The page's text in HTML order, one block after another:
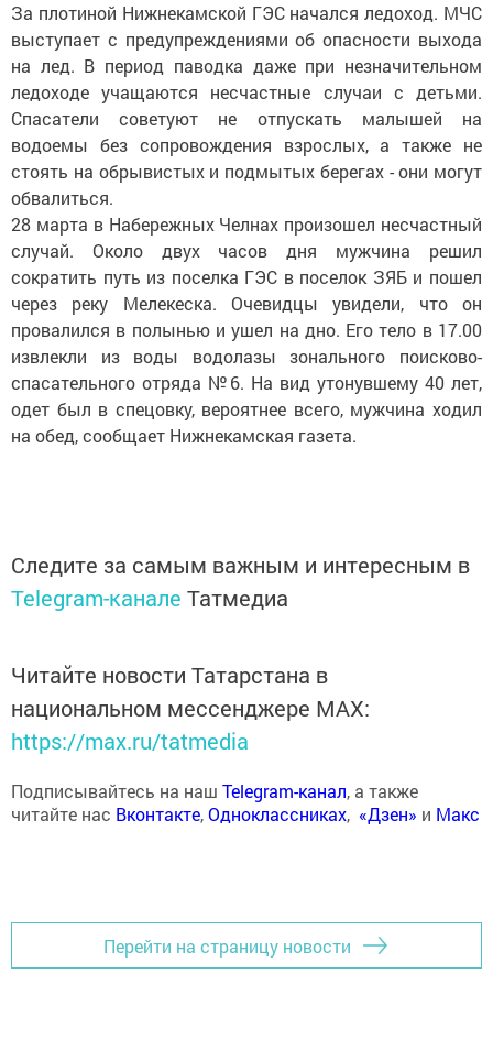
За плотиной Нижнекамской ГЭС начался ледоход. МЧС
выступает с предупреждениями об опасности выхода
на лед. В период паводка даже при незначительном
ледоходе учащаются несчастные случаи с детьми.
Спасатели советуют не отпускать малышей на
водоемы без сопровождения взрослых, а также не
стоять на обрывистых и подмытых берегах - они могут
обвалиться.
28 марта в Набережных Челнах произошел несчастный
случай. Около двух часов дня мужчина решил
сократить путь из поселка ГЭС в поселок ЗЯБ и пошел
через реку Мелекеска. Очевидцы увидели, что он
провалился в полынью и ушел на дно. Его тело в 17.00
извлекли из воды водолазы зонального поисково-
спасательного отряда №6. На вид утонувшему 40 лет,
одет был в спецовку, вероятнее всего, мужчина ходил
на обед, сообщает Нижнекамская газета.
Следите за самым важным и интересным в
Telegram-канале Татмедиа
Читайте новости Татарстана в
национальном мессенджере MАХ:
https://max.ru/tatmedia
Подписывайтесь на наш Telegram-канал, а также
читайте нас Вконтакте,Одноклассниках, «Дзен» и Макс
Перейти на страницу новости